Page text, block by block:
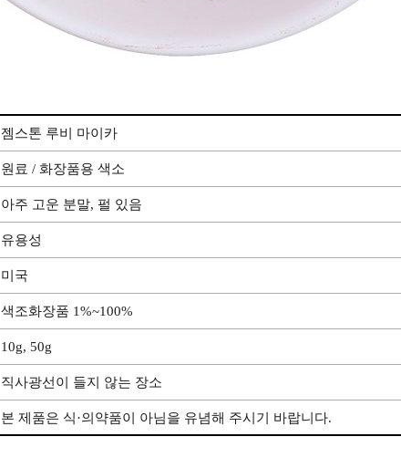
젬스톤 루비 마이카
원료 / 화장품용 색소
아주 고운 분말, 펄 있음
유용성
미국
색조화장품 1%~100%
10g, 50g
직사광선이 들지 않는 장소
본 제품은 식·의약품이 아님을 유념해 주시기 바랍니다.